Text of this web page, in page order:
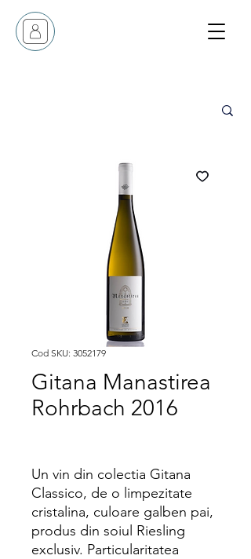
Cod SKU: 3052179
Gitana Manastirea
Rohrbach 2016
Un vin din colectia Gitana
Classico, de o limpezitate
cristalina, culoare galben pai,
produs din soiul Riesling
exclusiv. Particularitatea